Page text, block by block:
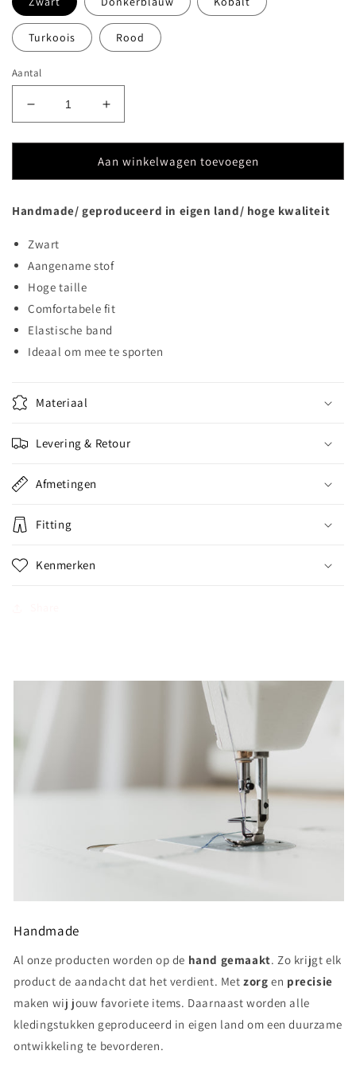
Turkoois Rood
Aantal
Aantal
verlagen
voor
short
Aantal
verhogen
voor
Biker
short
Aan winkelwagen toevoegen
Handmade/ geproduceerd in eigen land/ hoge kwaliteit
Zwart
Aangename stof
Hoge taille
Comfortabele fit
Elastische band
Ideaal om mee te sporten
Materiaal
Levering & Retour
Afmetingen
Fitting
Kenmerken
Handmade
Al onze producten worden op de hand gemaakt. Zo krijgt elk
product de aandacht dat het verdient. Metzorg en precisie
maken wij jouw favoriete items. Daarnaast worden alle
kledingstukken geproduceerd in eigen land om een duurzame
ontwikkeling te bevorderen.